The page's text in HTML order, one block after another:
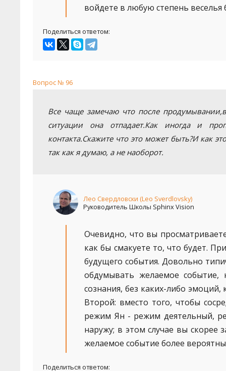
войдете в любую степень веселья
Поделиться ответом:
Вопрос № 96
Все чаще замечаю что после
ситуации она отпадает.Как иногда и
контакта.Скажите что это может быть?И как
так как я думаю, а не наоборот.
Лео Свердловски (Leo Sverdlovsky)
Руководитель Школы Sphinx Vision
Очевидно, что вы
как бы смакуете то, что будет.
будущего события. Довольно
обдумывать желаемое событие,
сознания, без каких-либо
Второй: вместо того, чтобы
режим Ян - режим деятельный,
наружу; в этом случае вы скорее
желаемое событие более
Поделиться ответом: